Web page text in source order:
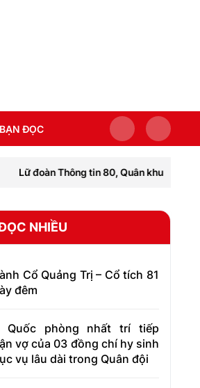
BẠN ĐỌC
Thông tin 80, Quân khu 4: Bàn giao “Nhà
NHIỀU
Cổ Quảng Trị – Cổ tích 81
đêm
Quốc phòng nhất trí tiếp
vợ của 03 đồng chí hy sinh
vụ lâu dài trong Quân đội